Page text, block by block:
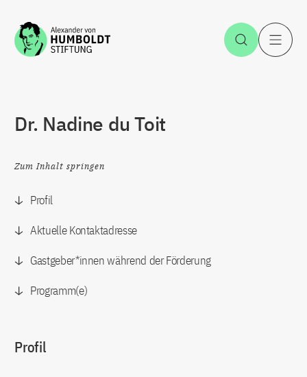
Zum Inhalt springen Suche
Dr. Nadine du Toit
Zum Inhalt springen
Profil
Aktuelle Kontaktadresse
Gastgeber*innen während der Förderung
Programm(e)
Profil